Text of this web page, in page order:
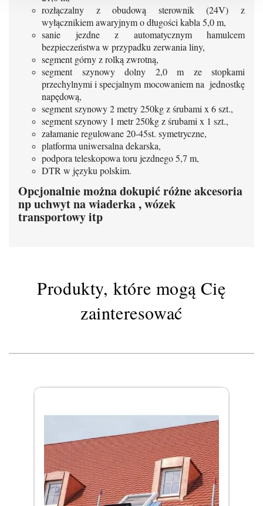
rozłączalny z obudową sterownik (24V) z
wyłącznikiem awaryjnym o długości kabla 5,0 m,
sanie jezdne z automatycznym hamulcem
bezpieczeństwa w przypadku zerwania liny,
segment górny z rolką zwrotną,
segment szynowy dolny 2,0 m ze stopkami
przechylnymi i specjalnym mocowaniem na jednostkę
napędową,
segment szynowy 2 metry 250kg z śrubami x 6 szt.,
segment szynowy 1 metr 250kg z śrubami x 1 szt.,
załamanie regulowane 20-45st. symetryczne,
platforma uniwersalna dekarska,
podpora teleskopowa toru jezdnego 5,7 m,
DTR w języku polskim.
Opcjonalnie można dokupić różne akcesoria
np uchwyt na wiaderka , wózek
transportowy itp
Produkty, które mogą Cię
zainteresować